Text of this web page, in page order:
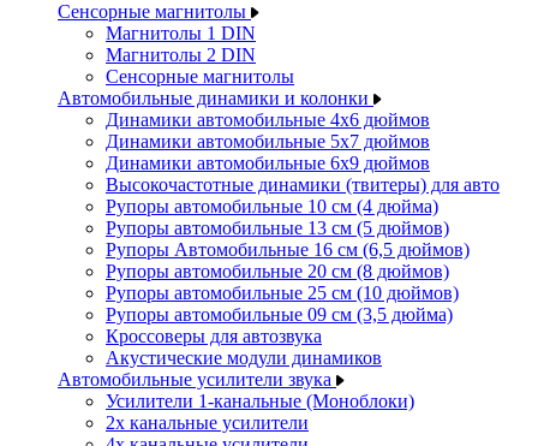
Сенсорные магнитолы
Магнитолы 1 DIN
Магнитолы 2 DIN
Сенсорные магнитолы
Автомобильные динамики и колонки
Динамики автомобильные 4x6 дюймов
Динамики автомобильные 5x7 дюймов
Динамики автомобильные 6x9 дюймов
Высокочастотные динамики (твитеры) для авто
Рупоры автомобильные 10 см (4 дюйма)
Рупоры автомобильные 13 см (5 дюймов)
Рупоры Автомобильные 16 см (6,5 дюймов)
Рупоры автомобильные 20 см (8 дюймов)
Рупоры автомобильные 25 см (10 дюймов)
Рупоры автомобильные 09 см (3,5 дюйма)
Кроссоверы для автозвука
Акустические модули динамиков
Автомобильные усилители звука
Усилители 1-канальные (Моноблоки)
2х канальные усилители